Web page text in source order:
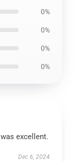
0%
0%
0%
0%
excellent.
Dec 6, 2024